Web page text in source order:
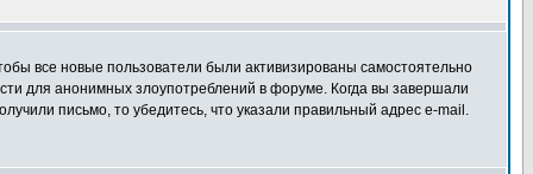
все новые пользователи были активизированы самостоятельно
для анонимных злоупотреблений в форуме. Когда вы завершали
письмо, то убедитесь, что указали правильный адрес e-mail.